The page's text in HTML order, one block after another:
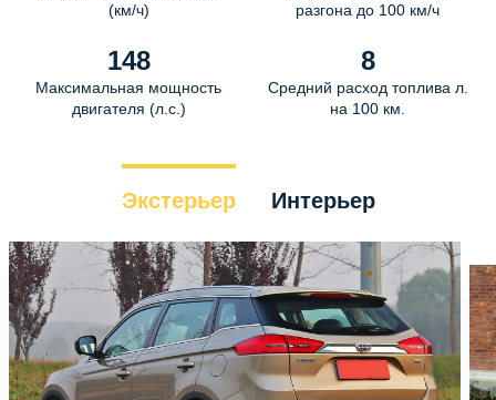
(км/ч)
разгона до 100 км/ч
148
Максимальная мощность
двигателя (л.с.)
8
Средний расход топлива л.
на 100 км.
Экстерьер Интерьер